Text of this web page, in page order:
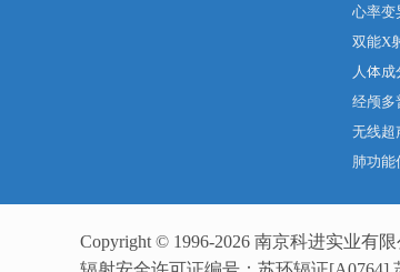
心率变
双能X
人体
经颅多
无线超
肺功能
Copyright © 1996-2026 南京科进实业有